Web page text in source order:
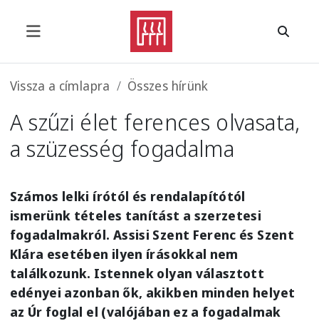
Morzsa
Vissza a címlapra Összes hírünk
A szűzi élet ferences olvasata,
a szüzesség fogadalma
Számos lelki írótól és rendalapítótól
ismerünk tételes tanítást a szerzetesi
fogadalmakról. Assisi Szent Ferenc és Szent
Klára esetében ilyen írásokkal nem
találkozunk. Istennek olyan választott
edényei azonban ők, akikben minden helyet
az Úr foglal el (valójában ez a fogadalmak